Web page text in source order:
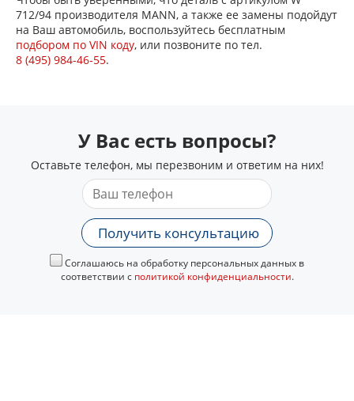
712/94 производителя MANN, а также ее замены подойдут
на Ваш автомобиль, воспользуйтесь бесплатным
подбором по VIN коду, или позвоните по тел.
8 (495) 984-46-55.
У Вас есть вопросы?
Оставьте телефон, мы перезвоним и ответим на них!
Получить консультацию
Соглашаюсь на обработку персональных данных в
соответствии с политикой конфиденциальности.